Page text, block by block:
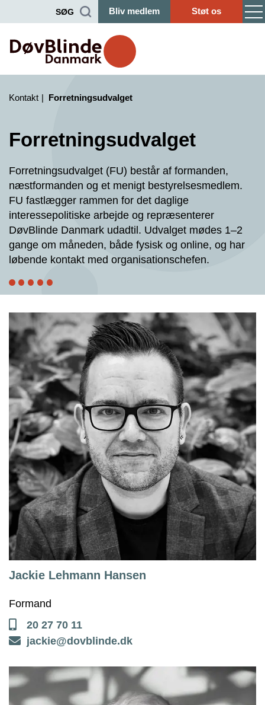
SØG Bliv medlem Støt os
Kontakt Forretningsudvalget
Forretningsudvalget
Forretningsudvalget (FU) består af formanden,
næstformanden og et menigt bestyrelsesmedlem.
FU fastlægger rammen for det daglige
interessepolitiske arbejde og repræsenterer
DøvBlinde Danmark udadtil. Udvalget mødes 1–2
gange om måneden, både fysisk og online, og har
løbende kontakt med organisationschefen.
Jackie Lehmann Hansen
Formand
20 27 70 11
jackie@dovblinde.dk